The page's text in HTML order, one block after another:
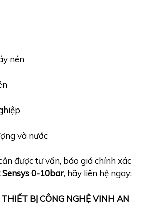
nén
và nước
được tư vấn, báo giá chính xác
0-10bar, hãy liên hệ ngay:
BỊ CÔNG NGHỆ VINH AN